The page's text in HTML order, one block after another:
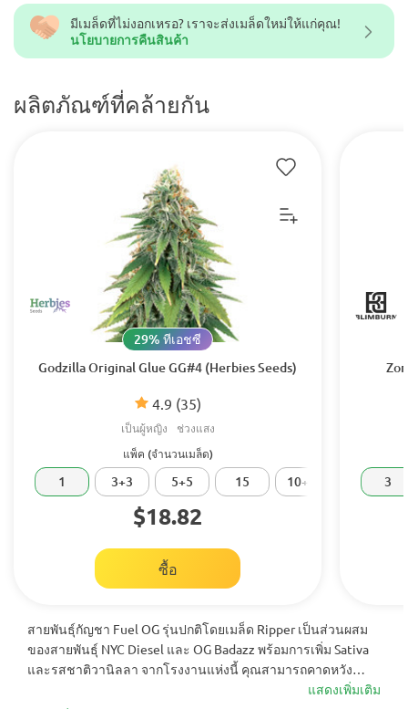
มีเมล็ดที่ไม่งอกเหรอ? เราจะส่งเมล็ดใหม่ให้แก่คุณ!
นโยบายการคืนสินค้า
ผลิตภัณฑ์ที่คล้ายกัน
Godzilla Original Glue GG#4 (Herbies Seeds)
4.9 (35)
29% ทีเอชซี
เป็นผู้หญิง ช่วงแสง
แพ็ค (จำนวนเมล็ด)
1 3+3 5+5 15 10+10 20
$18.82
ซื้อ
3
สายพันธุ์กัญชา Fuel OG รุ่นปกติโดยเมล็ด Ripper เป็นส่วนผสม
ของสายพันธุ์ NYC Diesel และ OG Badazz พร้อมการเพิ่ม Sativa
และรสชาติวานิลลา จากโรงงานแห่งนี้ คุณสามารถคาดหวัง
ผลผลิตจำนวนมากของตาที่ปกคลุมด้วยไตรโคเม่ ระเบิดลูกเล็กๆ
แสดงเพิ่มเติม